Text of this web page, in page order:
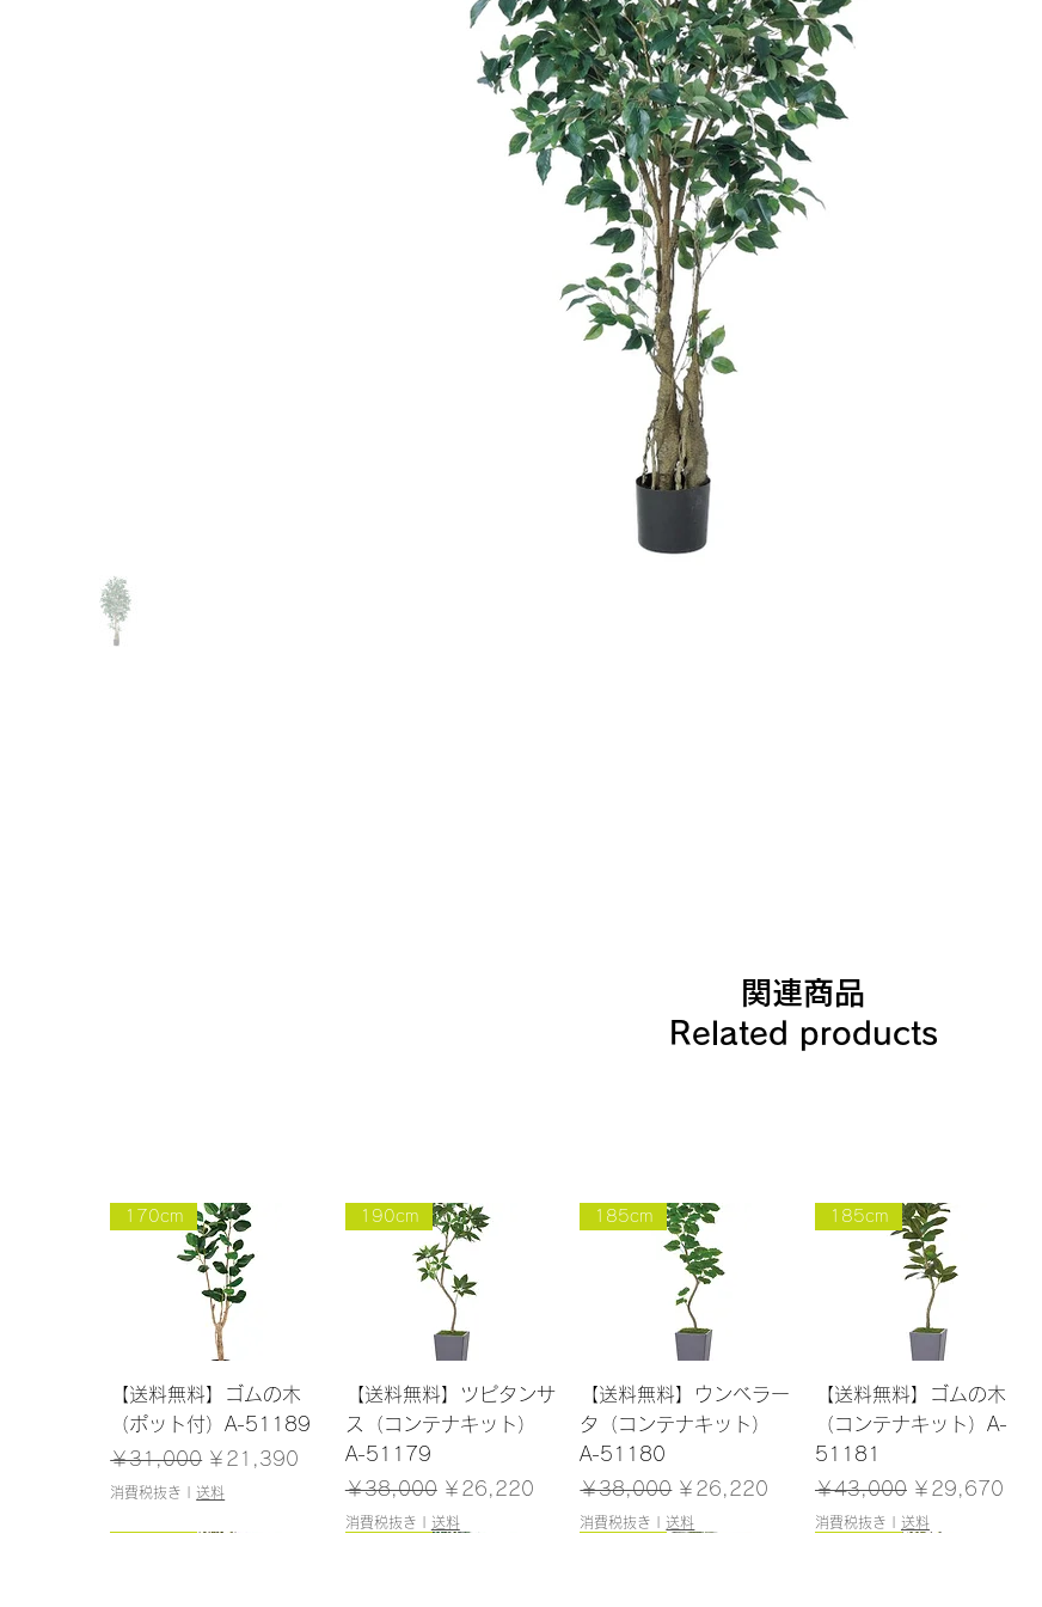
関連商品
Related products
クイックビュー
170cm
【送料無料】ゴムの木
（ポット付）A-51189
通常価格
￥31,000 セール価格
￥21,390
消費税抜き 送料
クイックビュー
190cm
【送料無料】ツピタンサ
ス（コンテナキット）
A-51179
通常価格
￥38,000 セール価格
￥26,220
消費税抜き 送料
クイックビュー
185cm
【送料無料】ウンベラー
タ（コンテナキット）
A-51180
通常価格
￥38,000 セール価格
￥26,220
消費税抜き 送料
クイックビュー
185cm
【送料無料】ゴムの木
（コンテナキット）A-
51181
通常価格
￥43,000 セール価格
￥29,670
消費税抜き 送料